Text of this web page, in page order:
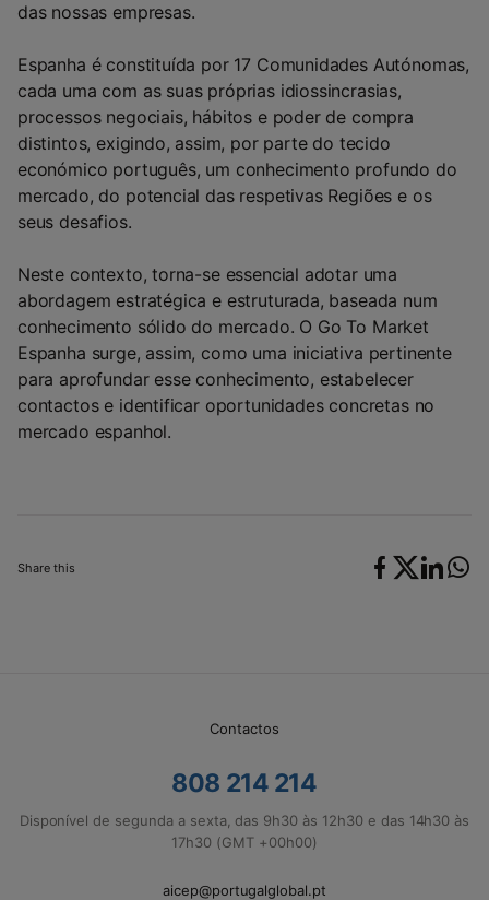
Share this
das nossas empresas.
Espanha é constituída por 17 Comunidades Autónomas,
cada uma com as suas próprias idiossincrasias,
processos negociais, hábitos e poder de compra
distintos, exigindo, assim, por parte do tecido
económico português, um conhecimento profundo do
mercado, do potencial das respetivas Regiões e os
seus desafios.
Neste contexto, torna-se essencial adotar uma
abordagem estratégica e estruturada, baseada num
conhecimento sólido do mercado. O Go To Market
Espanha surge, assim, como uma iniciativa pertinente
para aprofundar esse conhecimento, estabelecer
contactos e identificar oportunidades concretas no
mercado espanhol.
Contactos
808 214 214
Disponível de segunda a sexta, das 9h30 às 12h30 e das 14h30 às
17h30 (GMT +00h00)
aicep@portugalglobal.pt